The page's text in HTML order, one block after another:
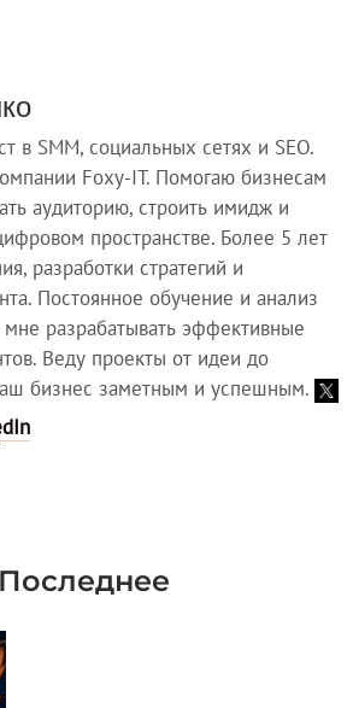
в SMM, социальных сетях и SEO.
Foxy-IT. Помогаю бизнесам
аудиторию, строить имидж и
пространстве. Более 5 лет
разработки стратегий и
Постоянное обучение и анализ
разрабатывать эффективные
Веду проекты от идеи до
бизнес заметным и успешным.
Последнее